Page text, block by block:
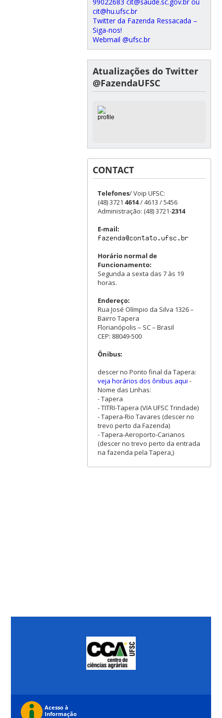
cit@hu.ufsc.br
Twitter da Fazenda Ressacada –
Siga-nos!
Webmail @ufsc.br
Atualizações do Twitter
@FazendaUFSC
CONTACT
Telefones/ Voip UFSC:
(48) 3721 4614/ 4613 / 5456
Administração: (48) 3721-2314
E-mail:
Horário normal de
Funcionamento:
Segunda a sexta das 7 às 19
horas.
Endereço:
Rua José Olímpio da Silva 1326 –
Bairro Tapera
Florianópolis – SC – Brasil
CEP: 88049-500
Ônibus:
descer no Ponto final da Tapera:
veja horários dos ônibus aqui -
Nome das Linhas:
- Tapera
- TITRI-Tapera (VIA UFSC Trindade)
- Tapera-Rio Tavares (descer no
trevo perto da Fazenda)
- Tapera-Aeroporto-Carianos
(descer no trevo perto da entrada
na fazenda pela Tapera,)